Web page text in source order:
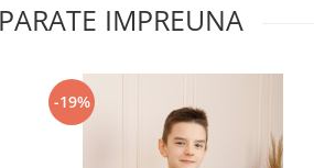
IMPREUNA
-19%